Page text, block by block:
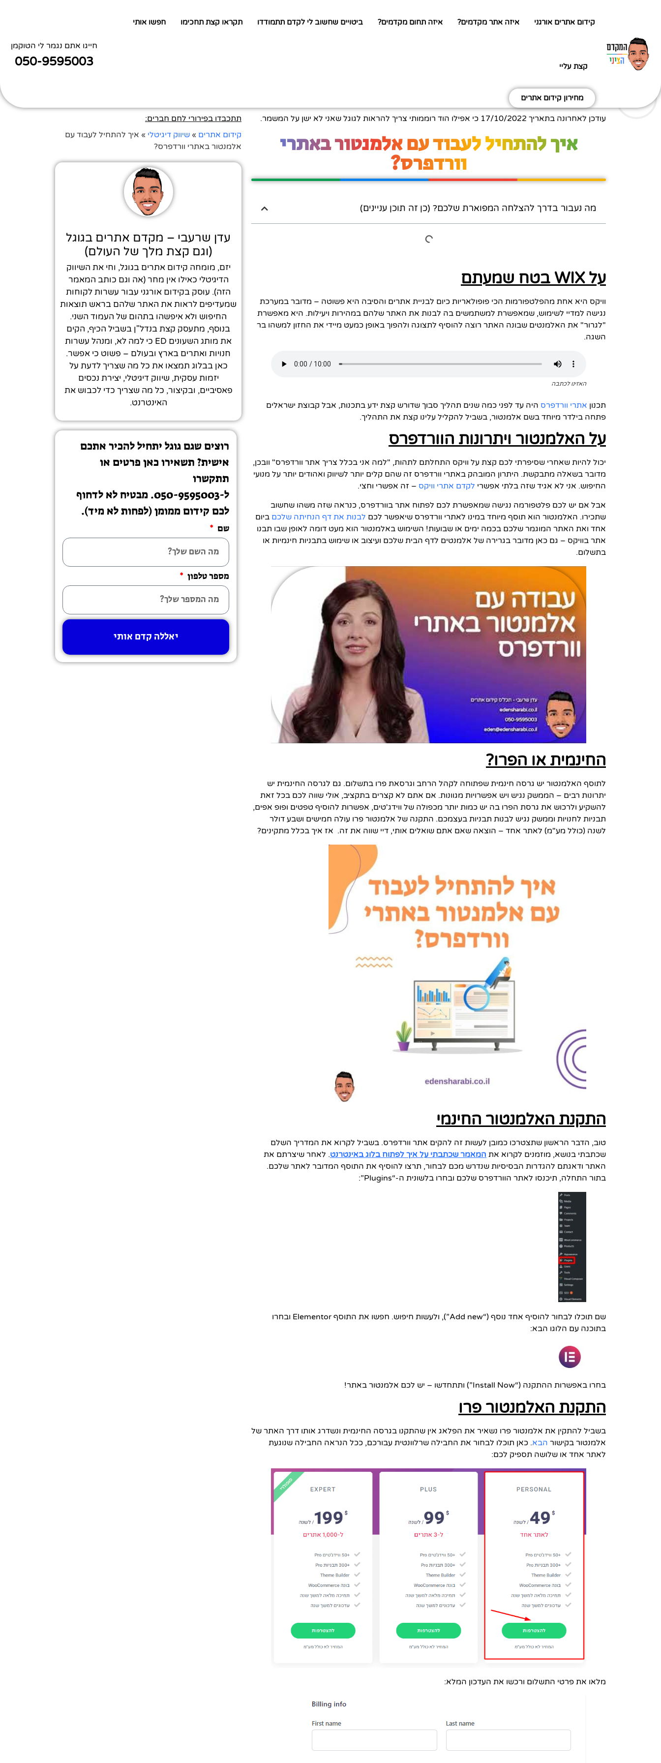
קידום אתרים אורגני איזה אתר מקדמים? איזה תחום מקדמים? ביטויים שחשוב לי לקדם תתמודדו תקראו קצת תחכימו חפשו אותי
קצת עליי
מחירון קידום אתרים
חייגו אתם נגמר לי הטוקמן
050-9595003
עודכן לאחרונה בתאריך 17/10/2022 כי אפילו הוד רוממותי צריך להראות לגוגל שאני לא ישן על המשמר.
איך להתחיל לעבוד עם אלמנטור באתרי
וורדפרס?
מה נעבור בדרך להצלחה המפוארת שלכם? (כן זה תוכן עניינים)
על WIX בטח שמעתם
וויקס היא אחת מהפלטפורמות הכי פופולאריות כיום לבניית אתרים והסיבה היא פשוטה – מדובר במערכת
נגישה למדיי לשימוש, שמאפשרת למשתמשים בה לבנות את האתר שלהם במהירות ויעילות. היא מאפשרת
"לגרור" את האלמנטים שבונה האתר רוצה להוסיף לתצוגה ולהפוך באופן כמעט מיידי את החזון למשהו בר
השגה.
האזינו לכתבה
תכנון אתרי וורדפרס היה עד לפני כמה שנים תהליך סבוך שדורש קצת ידע בתכנות, אבל קבוצת ישראלים
פתחה בילדר מיוחד בשם אלמנטור, בשביל להקליל עלינו קצת את התהליך.
על האלמנטור ויתרונות הוורדפרס
יכול להיות שאחרי שסיפרתי לכם קצת על וויקס התחלתם לתהות, "למה אני בכלל צריך אתר וורדפרס" וובכן,
מדובר בשאלה מתבקשת. היתרון המובהק באתרי וורדפרס זה שהם קלים יותר לשיווק ואהודים יותר על מנועי
החיפוש. אני לא אגיד שזה בלתי אפשרי לקדם אתרי וויקס – זה אפשרי וחצי.
אבל אם יש לכם פלטפורמה נגישה שמאפשרת לכם לפתוח אתר בוורדפרס, כנראה שזה משהו שחשוב
שתכירו. האלמנטור הוא תוסף מיוחד במינו לאתרי וורדפרס שיאפשר לכם לבנות את דף הנחיתה שלכם ביום
אחד ואת האתר המוגמר שלכם בכמה ימים או שבועות! השימוש באלמנטור הוא מעט דומה לאופן שבו תבנו
אתר בוויקס – גם כאן מדובר בגרירה של אלמנטים לדף הבית שלכם ועיצוב או שימוש בתבניות חינמיות או
בתשלום.
החינמית או הפרו?
לתוסף האלמנטור יש גרסה חינמית שפתוחה לקהל הרחב וגרסאת פרו בתשלום. גם לגרסה החינמית יש
יתרונות רבים – הממשק נגיש ויש אפשרויות מגוונות. אם אתם לא קצרים בתקציב, אולי שווה לכם בכל זאת
להשקיע ולרכוש את גרסת הפרו בה יש כמות יותר מכפולה של ווידג'טים, אפשרות להוסיף טפטים ופופ אפים,
תבניות לחנויות וממשק נגיש לבנות תבניות בעצמכם. התקנה של אלמנטור פרו עולה חמישים ושבע דולר
לשנה (כולל מע"מ) לאתר אחד – הוצאה שאם אתם שואלים אותי, דיי שווה את זה. אז איך בכלל מתקינים?
התקנת האלמנטור החינמי
טוב, הדבר הראשון שתצטרכו כמובן לעשות זה להקים אתר וורדפרס. בשביל לקרוא את המדריך השלם
שכתבתי בנושא, מוזמנים לקרוא את המאמר שכתבתי על איך לפתוח בלוג באינטרנט. לאחר שיצרתם את
האתר ודאגתם להגדרות הבסיסיות שנדרש מכם לבחור, תרצו להוסיף את התוסף המדובר לאתר שלכם.
בתור התחלה, תיכנסו לאתר הוורדפרס שלכם ובחרו בלשונית ה-“Plugins”:
שם תוכלו לבחור להוסיף אחד נוסף (“Add new”), ולעשות חיפוש. חפשו את התוסף Elementor ובחרו
בתוכנה עם הלוגו הבא:
בחרו באפשרות ההתקנה (“Install Now”) ותתחדשו – יש לכם אלמנטור באתר!
התקנת האלמנטור פרו
בשביל להתקין את אלמנטור פרו נשאיר את הפלאג אין שהתקנו בגרסה החינמית ונשדרג אותו דרך האתר של
אלמנטור בקישור הבא. כאן תוכלו לבחור את החבילה שרלוונטית עבורכם, ככל הנראה החבילה שנוגעת
לאתר אחד או שלושה תספיק לכם:
מלאו את פרטי התשלום ורכשו את העדכון המלא:
תתכבדו בפירורי לחם חברים:
קידום אתרים » שיווק דיגיטלי » איך להתחיל לעבוד עם
אלמנטור באתרי וורדפרס?
עדן שרעבי – מקדם אתרים בגוגל
(וגם קצת מלך של העולם)
יזם, מומחה קידום אתרים בגוגל, וחי את השיווק
הדיגיטלי כאילו אין מחר (אה וגם כותב המאמר
הזה). עוסק בקידום אורגני עבור עשרות לקוחות
שמעדיפים לראות את האתר שלהם בראש תוצאות
החיפוש ולא איפשהו בתהום של העמוד השני.
בנוסף, מתעסק קצת בנדל"ן בשביל הכיף, הקים
את מותג השעונים ED כי למה לא, ומנהל עשרות
חנויות ואתרים בארץ ובעולם – פשוט כי אפשר.
כאן בבלוג תמצאו את כל מה שצריך לדעת על
יזמות עסקית, שיווק דיגיטלי, יצירת נכסים
פאסיביים, ובקיצור, כל מה שצריך כדי לכבוש את
האינטרנט.
רוצים שגם גוגל יתחיל להכיר אתכם
אישית? תשאירו כאן פרטים או
תתקשרו
ל-050-9595003. מבטיח לא לדחוף
לכם קידום ממומן (לפחות לא מיד).
שם
מספר טלפון
יאללה קדם אותי